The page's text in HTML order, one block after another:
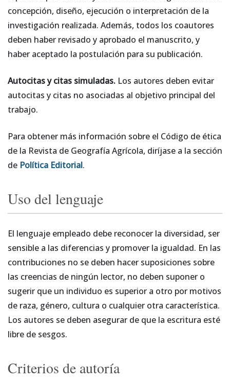
concepción, diseño, ejecución o interpretación de la
investigación realizada. Además, todos los coautores
deben haber revisado y aprobado el manuscrito, y
haber aceptado la postulación para su publicación.
Autocitas y citas simuladas. Los autores deben evitar
autocitas y citas no asociadas al objetivo principal del
trabajo.
Para obtener más información sobre el Código de ética
de la Revista de Geografía Agrícola, diríjase a la sección
de Política Editorial.
Uso del lenguaje
El lenguaje empleado debe reconocer la diversidad, ser
sensible a las diferencias y promover la igualdad. En las
contribuciones no se deben hacer suposiciones sobre
las creencias de ningún lector, no deben suponer o
sugerir que un individuo es superior a otro por motivos
de raza, género, cultura o cualquier otra característica.
Los autores se deben asegurar de que la escritura esté
libre de sesgos.
Criterios de autoría